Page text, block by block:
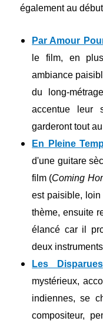
également au
Par Amour
le film, en
ambiance
du long-
accentue leur
garderont tout
En Pleine
d'une guitare
film (Coming
est paisible, loin
thème, ensuite
élancé car il
deux
Les Disparues
mystérieux,
indiennes, se
compositeur,